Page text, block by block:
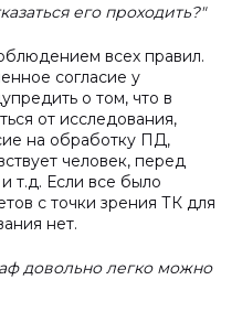
его проходить?"
всех правил.
согласие у
о том, что в
от исследования,
на обработку ПД,
человек, перед
т.д. Если все было
с точки зрения ТК для
нет.
довольно легко можно